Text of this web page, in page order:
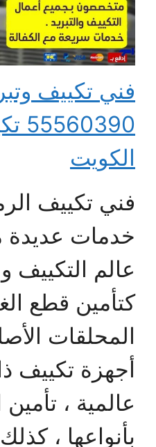
فني تكييف
الكويت
فني تكييف
خدمات
عالم التكييف و
كتأمين قطع
المحلقات
أجهزة تكييف
عالمية ،
بأنواعها ،